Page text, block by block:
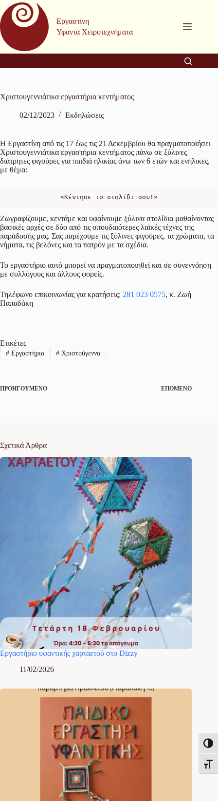
Μετάβαση
στο
περιεχόμενο
Εργαστίνη
Υφαντά Χειροτεχνήματα
Χριστουγεννιάτικα εργαστήρια κεντήματος
02/12/2023 Εκδηλώσεις
Η Εργαστίνη από τις 17 έως τις 21 Δεκεμβρίου θα πραγματοποιήσει
Χριστουγεννιάτικα εργαστήρια κεντήματος πάνω σε ξύλινες
διάτρητες φιγούρες για παιδιά ηλικίας άνω των 6 ετών και ενήλικες,
με θέμα:
«Κέντησε το στολίδι σου!»
Ζωγραφίζουμε, κεντάμε και υφαίνουμε ξύλινα στολίδια μαθαίνοντας
βασικές αρχές σε δύο από τις σπουδαιότερες λαϊκές τέχνες της
παράδοσής μας. Σας παρέχουμε τις ξύλινες φιγούρες, τα χρώματα, τα
νήματα, τις βελόνες και τα πατρόν με τα σχέδια.
Το εργαστήριο αυτό μπορεί να πραγματοποιηθεί και σε συνεννόηση
με συλλόγους και άλλους φορείς.
Τηλέφωνο επικοινωνίας για κρατήσεις: 281 023 0575, κ. Ζωή
Παπαδάκη
Ετικέτες
#Εργαστήρια #Χριστούγεννα
ΠΡΟΗΓΟΎΜΕΝΟ ΕΠΌΜΕΝΟ
Σχετικά Άρθρα
Εργαστήριο υφαντικής χαρταετού στο Dizzy
11/02/2026